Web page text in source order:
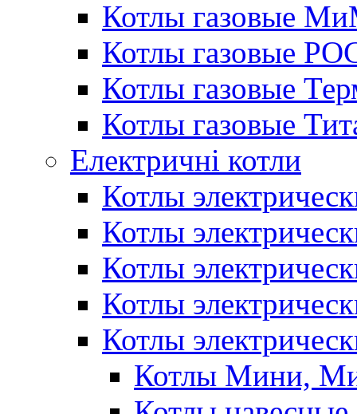
Котлы газовые
Котлы газовые
Котлы газовые
Котлы газовые
Електричні котли
Котлы
Котлы
Котлы
Котлы
Котлы
Котлы Мини,